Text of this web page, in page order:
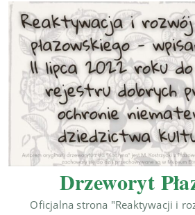
Drzeworyt
Oficjalna strona "Reaktywacji i